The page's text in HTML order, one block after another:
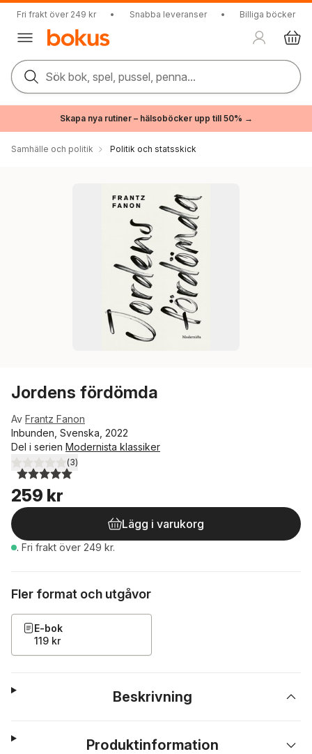
Fri frakt över 249 kr • Snabba leveranser • Billiga böcker
Sök bok, spel, pussel, penna...
Skapa nya rutiner – hälsoböcker upp till 50% →
Samhälle och politik Politik och statsskick
Jordens fördömda
Av Frantz Fanon
Inbunden, Svenska, 2022
Del i serien Modernista klassiker
5,0utav 5 stjärnor. Totalt antal röster:
(3)
259 kr
Lägg i varukorg
. Fri frakt över 249 kr.
Fler format och utgåvor
E-bok
119 kr
Beskrivning
Produktinformation